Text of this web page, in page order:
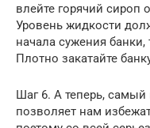
влейте горячий сироп
Уровень жидкости
начала сужения
Плотно закатайте
Шаг 6. А теперь,
позволяет нам